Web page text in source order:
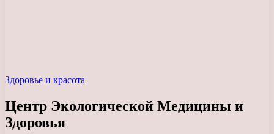
Здоровье и красота
Центр Экологической Медицины и
Здоровья